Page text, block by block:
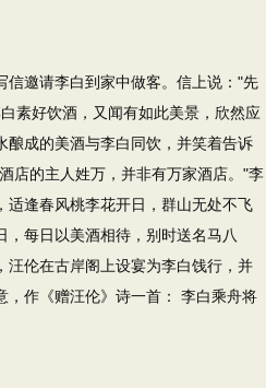
信邀请李白到家中做客。信上说："先
素好饮酒，又闻有如此美景，欣然应
酿成的美酒与李白同饮，并笑着告诉
店的主人姓万，并非有万家酒店。"李
适逢春风桃李花开日，群山无处不飞
每日以美酒相待，别时送名马八
汪伦在古岸阁上设宴为李白饯行，并
，作《赠汪伦》诗一首： 李白乘舟将